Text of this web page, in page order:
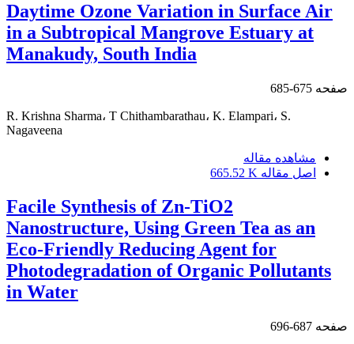
Daytime Ozone Variation in Surface Air
in a Subtropical Mangrove Estuary at
Manakudy, South India
صفحه 675-685
R. Krishna Sharma، T Chithambarathau، K. Elampari، S.
Nagaveena
مشاهده مقاله
اصل مقاله 665.52 K
Facile Synthesis of Zn-TiO2
Nanostructure, Using Green Tea as an
Eco-Friendly Reducing Agent for
Photodegradation of Organic Pollutants
in Water
صفحه 687-696